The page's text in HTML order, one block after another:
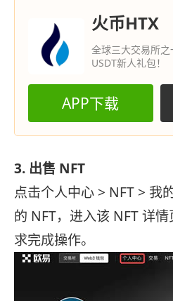
火币HTX
全球三大交易所
USDT新人礼包！
APP下载
3. 出售 NFT
点击个人中心 > NFT > 我
的 NFT，进入该 NFT 详
求完成操作。